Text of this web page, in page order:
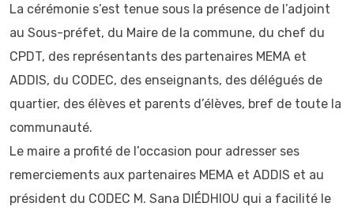
La cérémonie s’est tenue sous la présence de l’adjoint
au Sous-préfet, du Maire de la commune, du chef du
CPDT, des représentants des partenaires MEMA et
ADDIS, du CODEC, des enseignants, des délégués de
quartier, des élèves et parents d’élèves, bref de toute la
communauté.
Le maire a profité de l’occasion pour adresser ses
remerciements aux partenaires MEMA et ADDIS et au
président du CODEC M. Sana DIÉDHIOU qui a facilité le